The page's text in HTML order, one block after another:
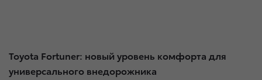
Toyota Fortuner: новый уровень комфорта для
универсального внедорожника